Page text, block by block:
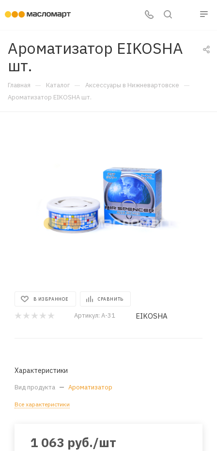
Ароматизатор EIKOSHA
шт.
Главная — Каталог — Аксессуары в Нижневартовске —
Ароматизатор EIKOSHA шт.
В ИЗБРАННОЕ СРАВНИТЬ
Артикул: A-31 EIKOSHA
Характеристики
Вид продукта — Ароматизатор
Все характеристики
1 063 руб./шт